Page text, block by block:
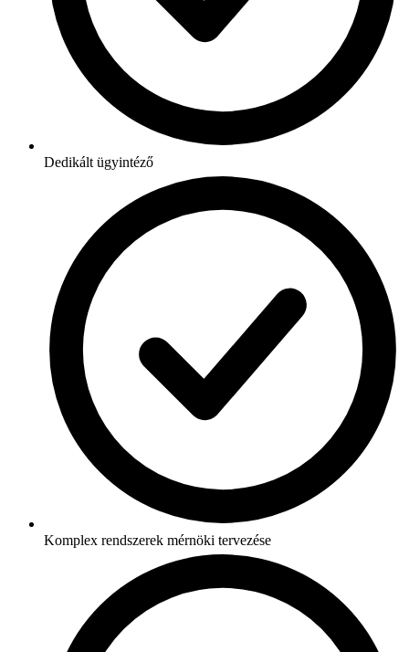
Dedikált ügyintéző
Komplex rendszerek mérnöki tervezése